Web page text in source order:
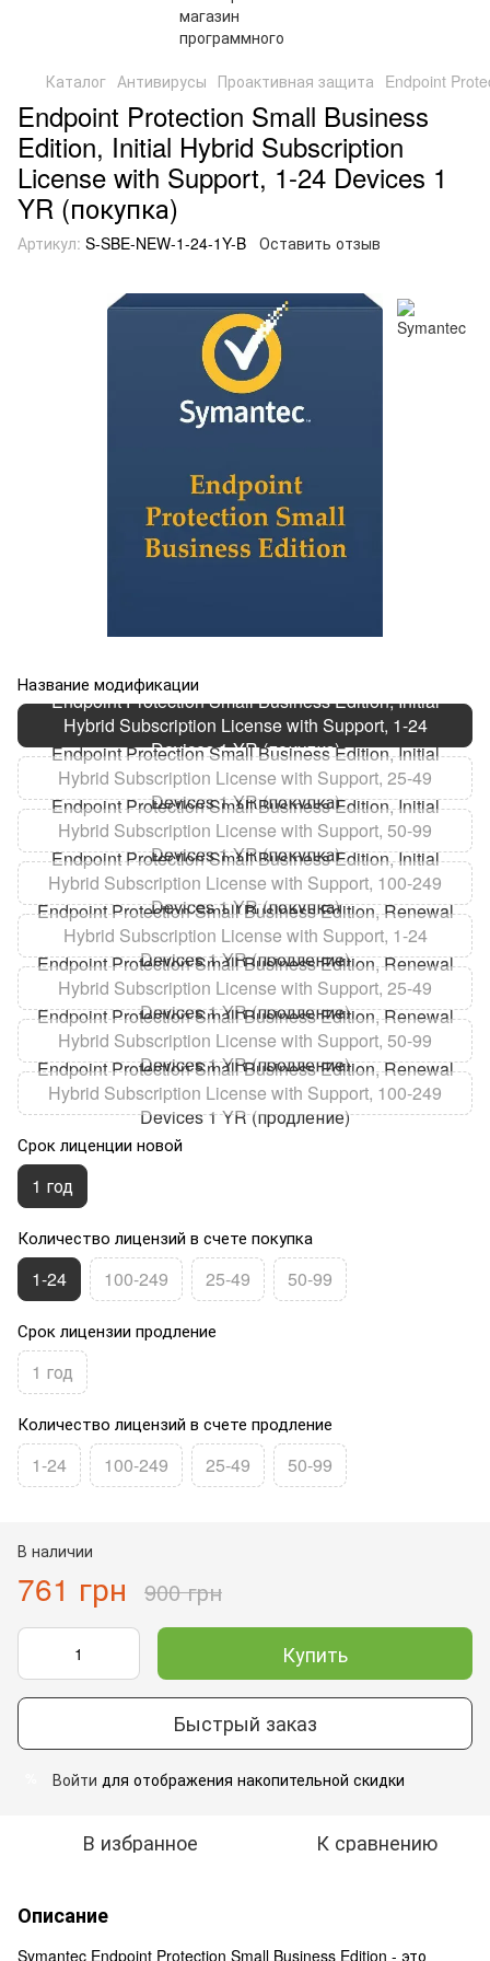
Каталог Антивирусы Проактивная защита Endpoint
Endpoint Protection Small Business
Edition, Initial Hybrid Subscription
License with Support, 1-24 Devices 1
YR (покупка)
Артикул: S-SBE-NEW-1-24-1Y-B Оставить отзыв
Название модификации
Endpoint Protection Small Business Edition, Initial
Hybrid Subscription License with Support, 1-24
Devices 1 YR (покупка)
Endpoint Protection Small Business Edition, Initial
Hybrid Subscription License with Support, 25-49
Devices 1 YR (покупка)
Endpoint Protection Small Business Edition, Initial
Hybrid Subscription License with Support, 50-99
Devices 1 YR (покупка)
Endpoint Protection Small Business Edition, Initial
Hybrid Subscription License with Support, 100-249
Devices 1 YR (покупка)
Endpoint Protection Small Business Edition, Renewal
Hybrid Subscription License with Support, 1-24
Devices 1 YR (продление)
Endpoint Protection Small Business Edition, Renewal
Hybrid Subscription License with Support, 25-49
Devices 1 YR (продление)
Endpoint Protection Small Business Edition, Renewal
Hybrid Subscription License with Support, 50-99
Devices 1 YR (продление)
Endpoint Protection Small Business Edition, Renewal
Hybrid Subscription License with Support, 100-249
Devices 1 YR (продление)
Срок лиценции новой
1 год
Количество лицензий в счете покупка
1-24 100-249 25-49 50-99
Срок лицензии продление
1 год
Количество лицензий в счете продление
1-24 100-249 25-49 50-99
В наличии
761 грн 900 грн
Купить
Быстрый заказ
Войти для отображения накопительной скидки
В избранное К сравнению
Описание
Symantec Endpoint Protection Small Business Edition - это